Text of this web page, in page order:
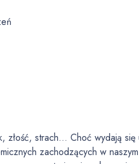
złość, strach… Choć wydają się
zachodzących w